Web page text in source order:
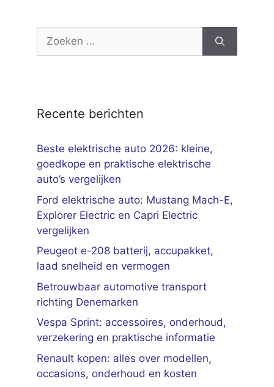
Zoek
Recente berichten
Beste elektrische auto 2026: kleine,
goedkope en praktische elektrische
auto’s vergelijken
Ford elektrische auto: Mustang Mach-E,
Explorer Electric en Capri Electric
vergelijken
Peugeot e-208 batterij, accupakket,
laad snelheid en vermogen
Betrouwbaar automotive transport
richting Denemarken
Vespa Sprint: accessoires, onderhoud,
verzekering en praktische informatie
Renault kopen: alles over modellen,
occasions, onderhoud en kosten